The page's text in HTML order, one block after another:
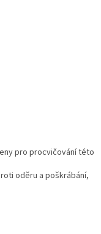
pro procvičování této
oděru a poškrábání,